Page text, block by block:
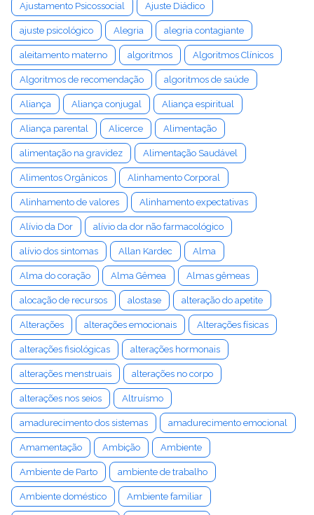
Ajustamento Psicossocial Ajuste Diádico
ajuste psicológico Alegria alegria contagiante
aleitamento materno algoritmos Algoritmos Clínicos
Algoritmos de recomendação algoritmos de saúde
Aliança Aliança conjugal Aliança espiritual
Aliança parental Alicerce Alimentação
alimentação na gravidez Alimentação Saudável
Alimentos Orgânicos Alinhamento Corporal
Alinhamento de valores Alinhamento expectativas
Alívio da Dor alívio da dor não farmacológico
alívio dos sintomas Allan Kardec Alma
Alma do coração Alma Gêmea Almas gêmeas
alocação de recursos alostase alteração do apetite
Alterações alterações emocionais Alterações físicas
alterações fisiológicas alterações hormonais
alterações menstruais alterações no corpo
alterações nos seios Altruísmo
amadurecimento dos sistemas amadurecimento emocional
Amamentação Ambição Ambiente
Ambiente de Parto ambiente de trabalho
Ambiente doméstico Ambiente familiar